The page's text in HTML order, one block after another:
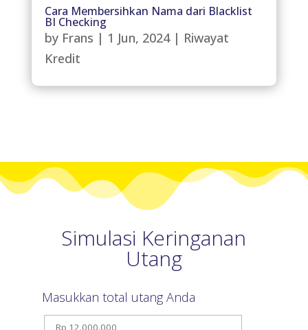
Cara Membersihkan Nama dari Blacklist
BI Checking
by Frans | 1 Jun, 2024| Riwayat
Kredit
Simulasi Keringanan
Utang
Masukkan total utang Anda